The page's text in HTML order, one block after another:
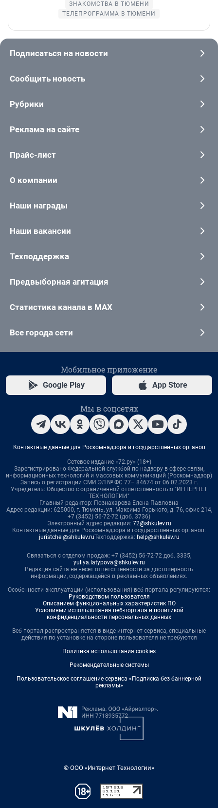
ЗНАКОМСТВА В ТЮМЕНИ
ТЕЛЕПРОГРАММА В ТЮМЕНИ
Подписаться на новости
Сообщить новость
Рубрики
Реклама на сайте
Прайс-лист
О компании
Наши награды
Наши вакансии
Техподдержка
Предвыборная агитация
Статистика канала в MAX
Все города сети
Мобильное приложение
Google Play App Store
Мы в соцсетях
Контактные данные для Роскомнадзора и государственных органов
Сетевое издание «72.ру» (18+)
Зарегистрировано Федеральной службой по надзору в сфере связи,
информационных технологий и массовых коммуникаций (Роскомнадзор)
Запись о регистрации СМИ ЭЛ № ФС 77– 84674 от 06.02.2023 г.
Учредитель: Общество с ограниченной ответственностью "ИНТЕРНЕТ
ТЕХНОЛОГИИ"
Главный редактор: Познахарева Елена Павловна
Адрес редакции: 625000, г. Тюмень, ул. Максима Горького, д. 76, офис 214,
+7 (3452) 56-72-72 (доб. 3736)
Электронный адрес редакции: 72@shkulev.ru
Контактные данные для Роскомнадзора и государственных органов:
juristchel@shkulev.ruТехподдержка: help@shkulev.ru
Связаться с отделом продаж: +7 (3452) 56-72-72 доб. 3335,
yuliya.latypova@shkulev.ru
Редакция сайта не несет ответственности за достоверность
информации, содержащейся в рекламных объявлениях.
Особенности эксплуатации (использования) веб-портала регулируются:
Руководством пользователя
Описанием функциональных характеристик ПО
Условиями использования веб-портала и политикой
конфиденциальности персональных данных
Веб-портал распространяется в виде интернет-сервиса, специальные
действия по установке на стороне пользователя не требуются
Политика использования cookies
Рекомендательные системы
Пользовательское соглашение сервиса «Подписка без баннерной
рекламы»
© ООО «Интернет Технологии»